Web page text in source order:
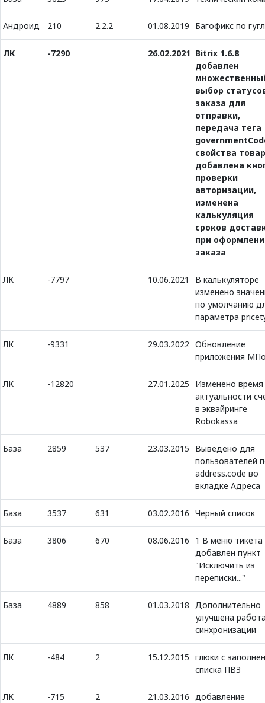
Андроид 210 2.2.2 01.08.2019 Багофикс по
ЛК -7290 26.02.2021 Bitrix 1.6.8
добавлен
выбор
заказа для
отправки,
передача тега
свойства
добавлена
проверки
авторизации,
изменена
калькуляция
сроков
при
заказа
ЛК -7797 10.06.2021
В калькуляторе
изменено
по умолчанию
параметра
ЛК -9331 29.03.2022 Обновление
приложения
ЛК -12820 27.01.2025
Изменено время
актуальности
в эквайринге
Robokassa
База 2859 537 23.03.2015
Выведено для
пользователей
address.code во
вкладке Адреса
База 3537 631 03.02.2016 Черный список
База 3806 670 08.06.2016
1 В меню тикета
добавлен пункт
"Исключить из
переписки..."
База 4889 858 01.03.2018 Дополнительно
улучшена
синхронизации
ЛК -484 2 15.12.2015 глюки с
списка ПВЗ
ЛК -715 2 21.03.2016 добавление